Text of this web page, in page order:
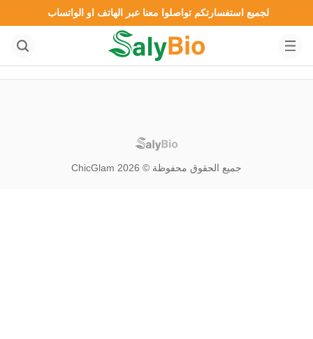
لجميع استفسارتكم تواصلوا معنا عبر الهاتف او الواتساب
جميع الحقوق محفوظة © 2026 ChicGlam